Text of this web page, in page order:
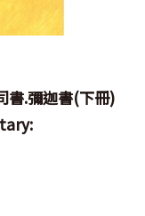
書.彌迦書(下冊)